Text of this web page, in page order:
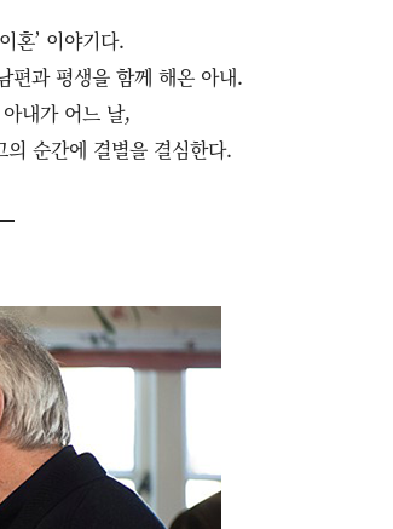
혼’ 이야기다.
편과 평생을 함께 해온 아내.
내가 어느 날,
의 순간에 결별을 결심한다.